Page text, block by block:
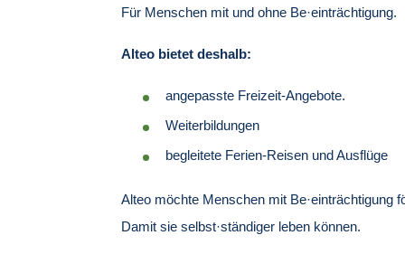
Für Menschen mit und ohne Be·einträchtigung.
Alteo bietet deshalb:
angepasste Freizeit-Angebote.
Weiterbildungen
begleitete Ferien-Reisen und Ausflüge
Alteo möchte Menschen mit Be·einträchtigung
Damit sie selbst·ständiger leben können.